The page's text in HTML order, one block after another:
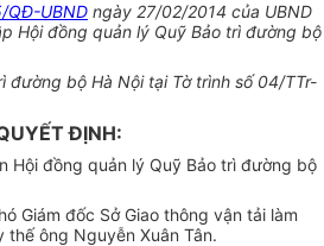
QĐ-UBND ngày 27/02/2014 của UBND
Hội đồng quản lý Quỹ Bảo trì đường bộ
đường bộ Hà Nội tại Tờ trình số 04/TTr-
ĐỊNH:
Hội đồng quản lý Quỹ Bảo trì đường bộ
Giám đốc Sở Giao thông vận tải làm
thế ông Nguyễn Xuân Tân.